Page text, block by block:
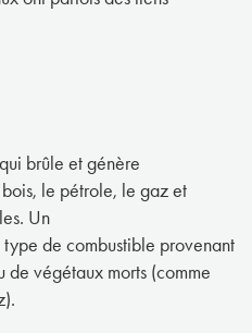
brûle et génère
le pétrole, le gaz et
Un
de combustible provenant
de végétaux morts (comme